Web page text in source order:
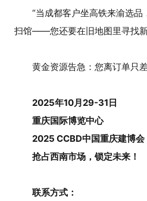
“当成都客户坐高铁来渝选
扫馆——您还要在旧地图里寻找
黄金资源告急：您离订单只
2025年10月29-31日
重庆国际博览中心
2025 CCBD中国重庆建博会
抢占西南市场，锁定未来！
联系方式：